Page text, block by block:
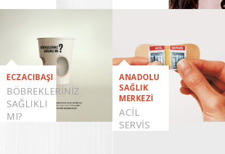
ECZACIBAŞI
BÖBREKLERİNİZ
SAĞLIKLI
MI?
ANADOLU
SAĞLIK
MERKEZİ
ACIL
SERVIS